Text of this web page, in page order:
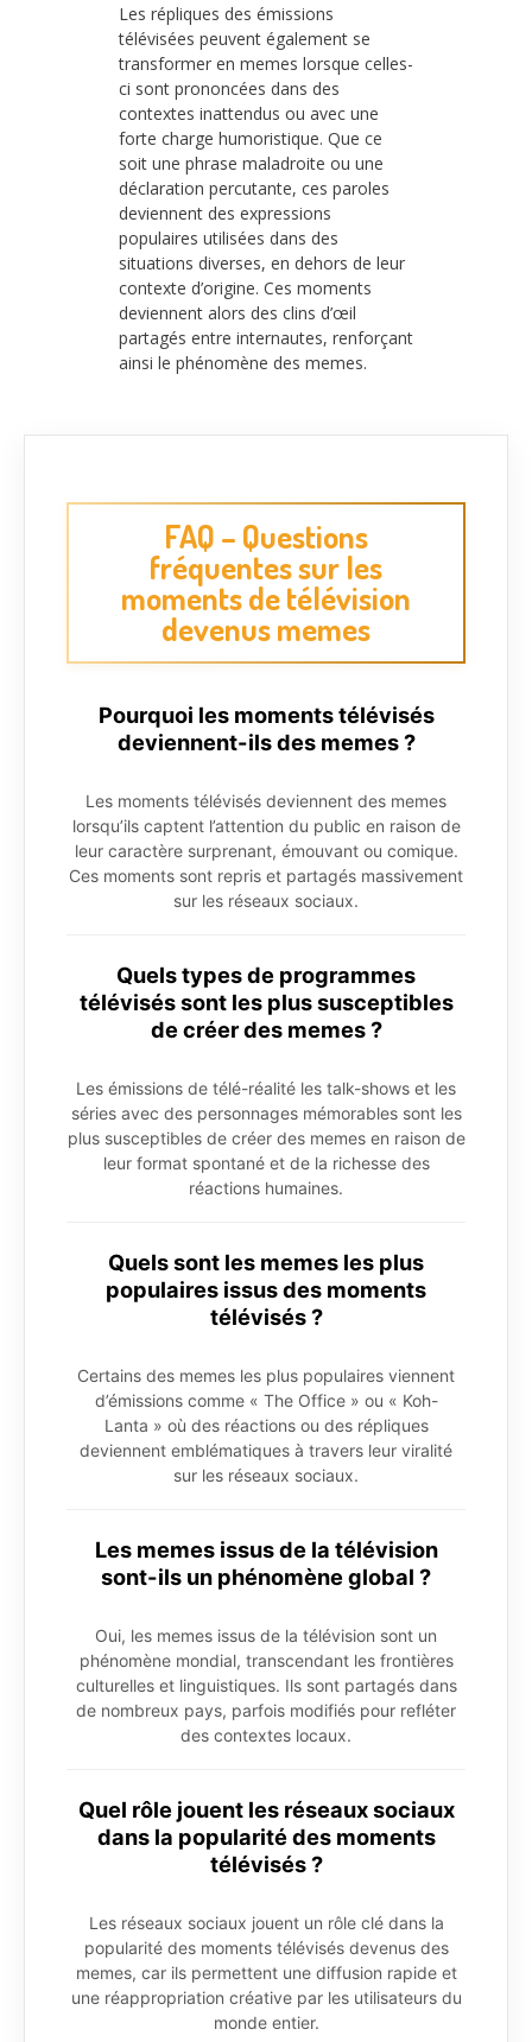
Les répliques des émissions
télévisées peuvent également se
transformer en memes lorsque celles-
ci sont prononcées dans des
contextes inattendus ou avec une
forte charge humoristique. Que ce
soit une phrase maladroite ou une
déclaration percutante, ces paroles
deviennent des expressions
populaires utilisées dans des
situations diverses, en dehors de leur
contexte d’origine. Ces moments
deviennent alors des clins d’œil
partagés entre internautes, renforçant
ainsi le phénomène des memes.
FAQ – Questions
fréquentes sur les
moments de télévision
devenus memes
Pourquoi les moments télévisés
deviennent-ils des memes ?
Les moments télévisés deviennent des memes
lorsqu’ils captent l’attention du public en raison de
leur caractère surprenant, émouvant ou comique.
Ces moments sont repris et partagés massivement
sur les réseaux sociaux.
Quels types de programmes
télévisés sont les plus susceptibles
de créer des memes ?
Les émissions de télé-réalité les talk-shows et les
séries avec des personnages mémorables sont les
plus susceptibles de créer des memes en raison de
leur format spontané et de la richesse des
réactions humaines.
Quels sont les memes les plus
populaires issus des moments
télévisés ?
Certains des memes les plus populaires viennent
d’émissions comme « The Office » ou « Koh-
Lanta » où des réactions ou des répliques
deviennent emblématiques à travers leur viralité
sur les réseaux sociaux.
Les memes issus de la télévision
sont-ils un phénomène global ?
Oui, les memes issus de la télévision sont un
phénomène mondial, transcendant les frontières
culturelles et linguistiques. Ils sont partagés dans
de nombreux pays, parfois modifiés pour refléter
des contextes locaux.
Quel rôle jouent les réseaux sociaux
dans la popularité des moments
télévisés ?
Les réseaux sociaux jouent un rôle clé dans la
popularité des moments télévisés devenus des
memes, car ils permettent une diffusion rapide et
une réappropriation créative par les utilisateurs du
monde entier.